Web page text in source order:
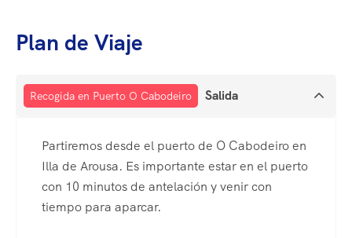
Plan de Viaje
Recogida en Puerto O Cabodeiro Salida
Partiremos desde el puerto de O Cabodeiro en
Illa de Arousa. Es importante estar en el puerto
con 10 minutos de antelación y venir con
tiempo para aparcar.